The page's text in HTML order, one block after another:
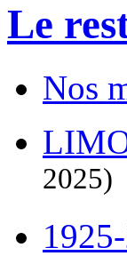
Le
Nos
2025)